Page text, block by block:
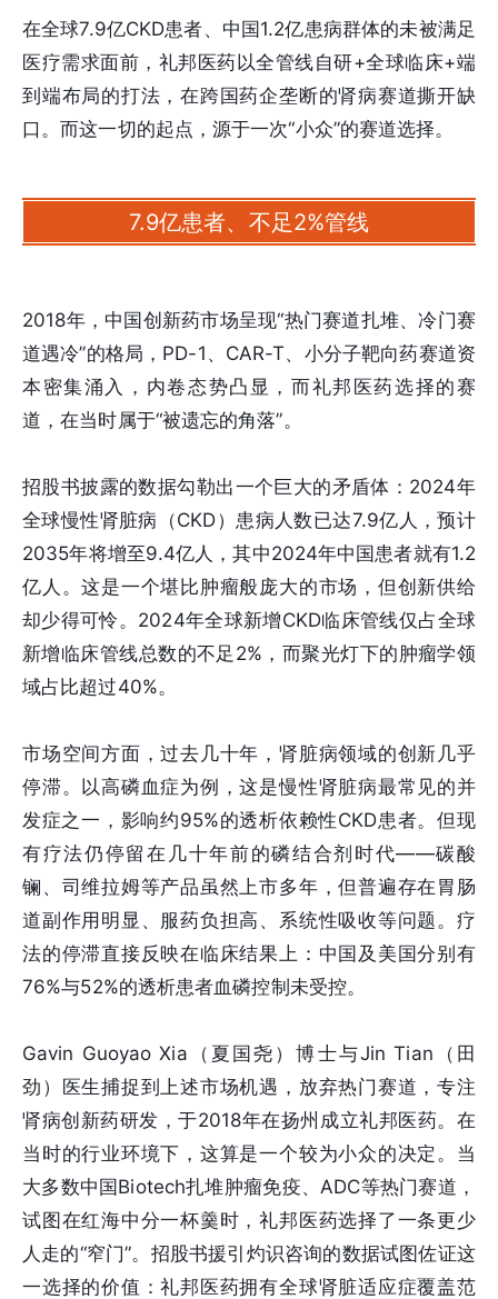
在全球7.9亿CKD患者、中国1.2亿患病群体的未被满足
医疗需求面前，礼邦医药以全管线自研+全球临床+端
到端布局的打法，在跨国药企垄断的肾病赛道撕开缺
口。而这一切的起点，源于一次“小众”的赛道选择。
7.9亿患者、不足2%管线
2018年，中国创新药市场呈现“热门赛道扎堆、冷门赛
道遇冷”的格局，PD-1、CAR-T、小分子靶向药赛道资
本密集涌入，内卷态势凸显，而礼邦医药选择的赛
道，在当时属于“被遗忘的角落”。
招股书披露的数据勾勒出一个巨大的矛盾体：2024年
全球慢性肾脏病（CKD）患病人数已达7.9亿人，预计
2035年将增至9.4亿人，其中2024年中国患者就有1.2
亿人。这是一个堪比肿瘤般庞大的市场，但创新供给
却少得可怜。2024年全球新增CKD临床管线仅占全球
新增临床管线总数的不足2%，而聚光灯下的肿瘤学领
域占比超过40%。
市场空间方面，过去几十年，肾脏病领域的创新几乎
停滞。以高磷血症为例，这是慢性肾脏病最常见的并
发症之一，影响约95%的透析依赖性CKD患者。但现
有疗法仍停留在几十年前的磷结合剂时代——碳酸
镧、司维拉姆等产品虽然上市多年，但普遍存在胃肠
道副作用明显、服药负担高、系统性吸收等问题。疗
法的停滞直接反映在临床结果上：中国及美国分别有
76%与52%的透析患者血磷控制未受控。
Gavin Guoyao Xia（夏国尧）博士与Jin Tian（田
劲）医生捕捉到上述市场机遇，放弃热门赛道，专注
肾病创新药研发，于2018年在扬州成立礼邦医药。在
当时的行业环境下，这算是一个较为小众的决定。当
大多数中国Biotech扎堆肿瘤免疫、ADC等热门赛道，
试图在红海中分一杯羹时，礼邦医药选择了一条更少
人走的“窄门”。招股书援引灼识咨询的数据试图佐证这
一选择的价值：礼邦医药拥有全球肾脏适应症覆盖范